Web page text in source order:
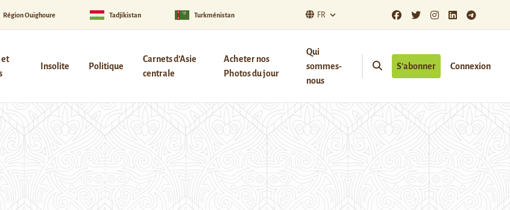
Région Ouïghoure Tadjikistan Turkménistan FR
et
Insolite Politique
Carnets d’Asie
centrale
Acheter nos
Photos du jour
Qui
sommes-
nous
S’abonner Connexion